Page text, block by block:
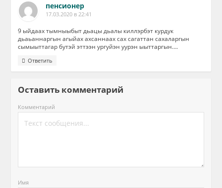
пенсионер
17.03.2020 в 22:41
9 ыйдаах тымныыбыт дьацы дьалы киллэрбэт курдук
дьаьаннаргын агыйах ахсаннаах сах сагаттан сахаларгын
сымыыттагар бутэй эттээн ургуйэн уурэн ыыттаргын….
Ответить
Оставить комментарий
Комментарий
Имя